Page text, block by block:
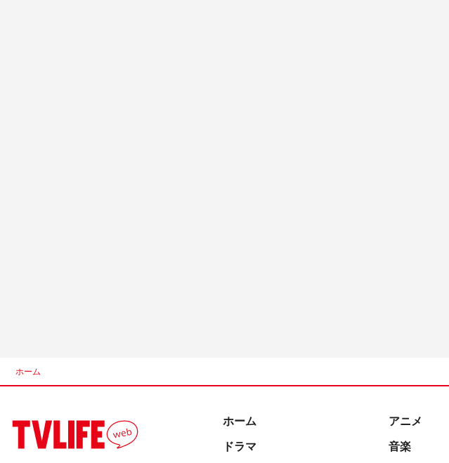
ホーム
ホーム
ドラマ
アニメ
音楽